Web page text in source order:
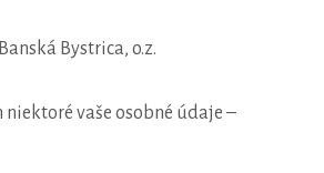
Bystrica, o.z.
vaše osobné údaje –